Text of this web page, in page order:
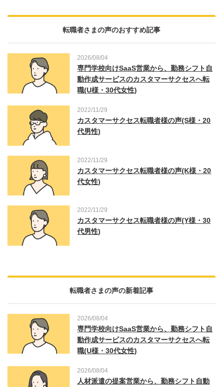
転職者さまの声のおすすめ記事
2026/08/04
専門学校向けSaaS営業から、勤務シフト自
動作成サービスのカスタマーサクセスへ転
職(U様・30代女性)
2022/11/29
カスタマーサクセス転職者様の声(S様・20
代男性)
2022/11/29
カスタマーサクセス転職者様の声(K様・20
代女性)
2022/11/29
カスタマーサクセス転職者様の声(Y様・30
代男性)
転職者さまの声の新着記事
2026/08/04
専門学校向けSaaS営業から、勤務シフト自
動作成サービスのカスタマーサクセスへ転
職(U様・30代女性)
2026/08/04
人材派遣の提案営業から、勤務シフト自動